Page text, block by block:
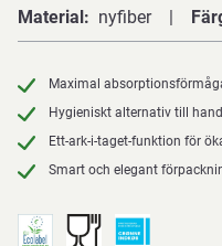
Material
nyfiber
Maximal
Hygieniskt alternativ till
Ett-ark-i-taget-funktion för
Smart och elegant